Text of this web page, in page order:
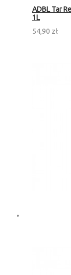
ADBL Tar
1L
54,90 zł